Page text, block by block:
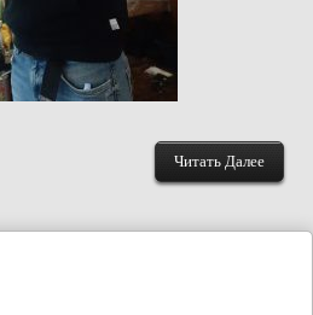
Читать Далее